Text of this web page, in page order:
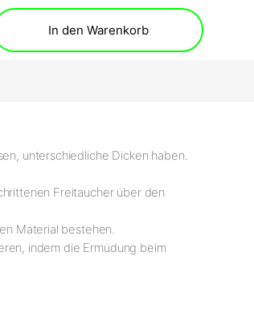
In den Warenkorb
unterschiedliche Dicken haben.
Freitaucher über den
Material bestehen.
indem die Ermüdung beim